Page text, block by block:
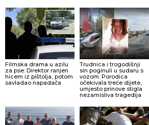
Filmska drama u azilu
za pse: Direktor ranjen
hicem iz pištolja, potom
savladao napadača
Trudnica i trogodišnji
sin poginuli u sudaru s
vozom: Porodica
očekivala treće dijete,
umjesto prinove stigla
nezamisliva tragedija